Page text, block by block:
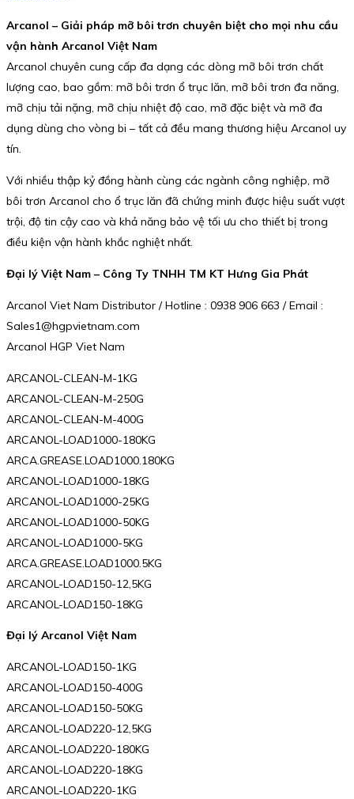
Arcanol – Giải pháp mỡ bôi trơn chuyên biệt cho mọi nhu cầu
vận hành Arcanol Việt Nam
Arcanol chuyên cung cấp đa dạng các dòng mỡ bôi trơn chất
lượng cao, bao gồm: mỡ bôi trơn ổ trục lăn, mỡ bôi trơn đa năng,
mỡ chịu tải nặng, mỡ chịu nhiệt độ cao, mỡ đặc biệt và mỡ đa
dụng dùng cho vòng bi – tất cả đều mang thương hiệu Arcanol uy
tín.
Với nhiều thập kỷ đồng hành cùng các ngành công nghiệp, mỡ
bôi trơn Arcanol cho ổ trục lăn đã chứng minh được hiệu suất vượt
trội, độ tin cậy cao và khả năng bảo vệ tối ưu cho thiết bị trong
điều kiện vận hành khắc nghiệt nhất.
Đại lý Việt Nam – Công Ty TNHH TM KT Hưng Gia Phát
Arcanol Viet Nam Distributor / Hotline : 0938 906 663 / Email :
Sales1@hgpvietnam.com
Arcanol HGP Viet Nam
ARCANOL-CLEAN-M-1KG
ARCANOL-CLEAN-M-250G
ARCANOL-CLEAN-M-400G
ARCANOL-LOAD1000-180KG
ARCA.GREASE.LOAD1000.180KG
ARCANOL-LOAD1000-18KG
ARCANOL-LOAD1000-25KG
ARCANOL-LOAD1000-50KG
ARCANOL-LOAD1000-5KG
ARCA.GREASE.LOAD1000.5KG
ARCANOL-LOAD150-12,5KG
ARCANOL-LOAD150-18KG
Đại lý Arcanol Việt Nam
ARCANOL-LOAD150-1KG
ARCANOL-LOAD150-400G
ARCANOL-LOAD150-50KG
ARCANOL-LOAD220-12,5KG
ARCANOL-LOAD220-180KG
ARCANOL-LOAD220-18KG
ARCANOL-LOAD220-1KG